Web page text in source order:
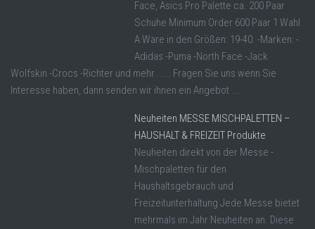
Face, Asics Pro Palette ca. 200 Paar
Schuhe Minimum Order 600 Paar 1 Wahl
A Ware in den Größen: 19-40. -Marken: -
Adidas -Puma -North Face -Jack
Wolfskin -Crocs -Richter und mehr ..... Fragen Sie uns wenn Sie
Interesse haben, dann senden wir ihnen ein Angebot ...
Neuheiten MESSE MISCHPALETTEN –
HAUSHALT & FREIZEIT Produkte
Neuheiten direkt von der Messe -
Mischpaletten für den
Haushaltsgebrauch und
Freizeitunterhaltung Jede Messe bietet
mehrmals im Jahr Neuheiten an. Diese